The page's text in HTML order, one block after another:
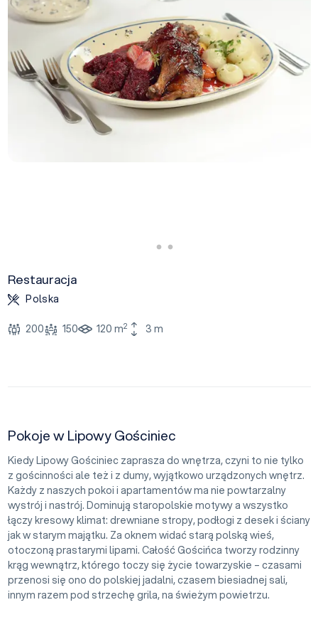
Restauracja
Polska
200 150 120 m2 3 m
Pokoje w Lipowy Gościniec
Kiedy Lipowy Gościniec zaprasza do wnętrza, czyni to nie tylko
z gościnności ale też i z dumy, wyjątkowo urządzonych wnętrz.
Każdy z naszych pokoi i apartamentów ma nie powtarzalny
wystrój i nastrój. Dominują staropolskie motywy a wszystko
łączy kresowy klimat: drewniane stropy, podłogi z desek i ściany
jak w starym majątku. Za oknem widać starą polską wieś,
otoczoną prastarymi lipami. Całość Gościńca tworzy rodzinny
krąg wewnątrz, którego toczy się życie towarzyskie – czasami
przenosi się ono do polskiej jadalni, czasem biesiadnej sali,
innym razem pod strzechę grila, na świeżym powietrzu.